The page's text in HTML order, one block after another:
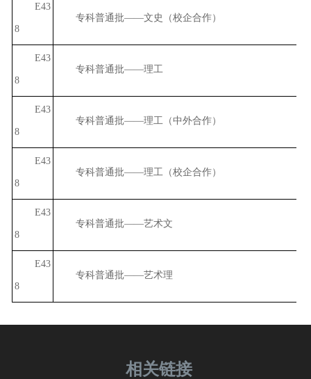
E43
8
专科普通批——文史（校企合作）
E43
8
专科普通批——理工
E43
8
专科普通批——理工（中外合作）
E43
8
专科普通批——理工（校企合作）
E43
8
专科普通批——艺术文
E43
8
专科普通批——艺术理
相关链接